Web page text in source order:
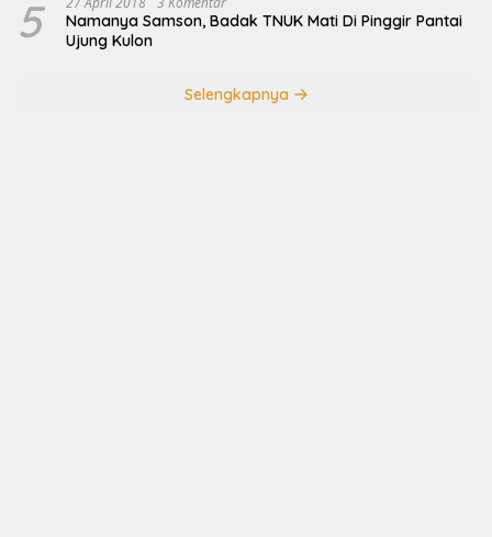
5
Namanya Samson, Badak TNUK Mati Di Pinggir Pantai
Ujung Kulon
Selengkapnya